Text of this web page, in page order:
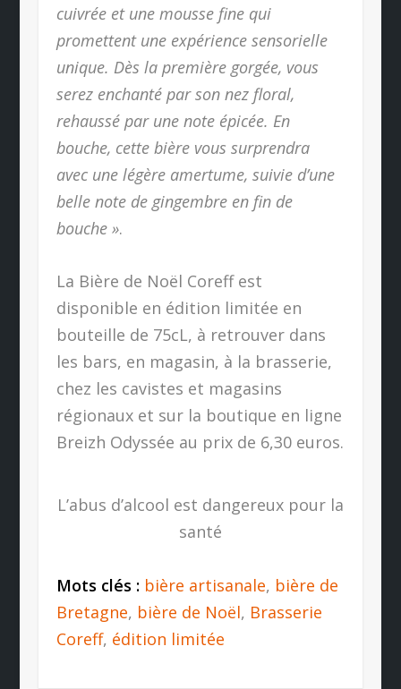
cuivrée et une mousse fine qui
promettent une expérience sensorielle
unique. Dès la première gorgée, vous
serez enchanté par son nez floral,
rehaussé par une note épicée. En
bouche, cette bière vous surprendra
avec une légère amertume, suivie d’une
belle note de gingembre en fin de
bouche ».
La Bière de Noël Coreff est
disponible en édition limitée en
bouteille de 75cL, à retrouver dans
les bars, en magasin, à la brasserie,
chez les cavistes et magasins
régionaux et sur la boutique en ligne
Breizh Odyssée au prix de 6,30 euros.
L’abus d’alcool est dangereux pour la
santé
Mots clés : bière artisanale, bière de
Bretagne, bière de Noël, Brasserie
Coreff, édition limitée